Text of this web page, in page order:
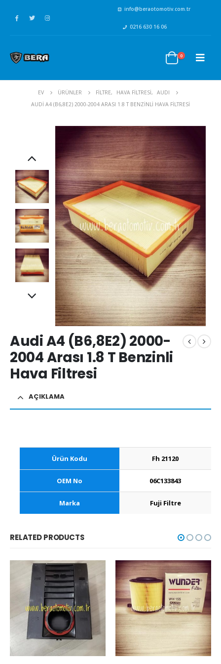
info@beraotomotiv.com.tr
0216 630 16 06
0
EV ÜRÜNLER FİLTRE, HAVA FİLTRESİ,
AUDI
AUDI A4 (B6,8E2) 2000-2004 ARASI 1.8 T BENZINLI HAVA FILTRESI
Audi A4 (B6,8E2) 2000-
2004 Arası 1.8 T Benzinli
Hava Filtresi
AÇIKLAMA
Ürün Kodu Fh 21120
OEM No 06C133843
Marka Fuji Filtre
RELATED PRODUCTS